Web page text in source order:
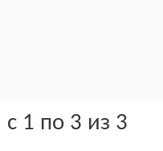
1 по 3 из 3